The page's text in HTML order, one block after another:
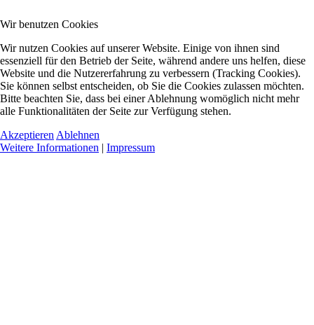
Wir benutzen Cookies
Wir nutzen Cookies auf unserer Website. Einige von ihnen sind
essenziell für den Betrieb der Seite, während andere uns helfen, diese
Website und die Nutzererfahrung zu verbessern (Tracking Cookies).
Sie können selbst entscheiden, ob Sie die Cookies zulassen möchten.
Bitte beachten Sie, dass bei einer Ablehnung womöglich nicht mehr
alle Funktionalitäten der Seite zur Verfügung stehen.
Akzeptieren Ablehnen
Weitere Informationen | Impressum